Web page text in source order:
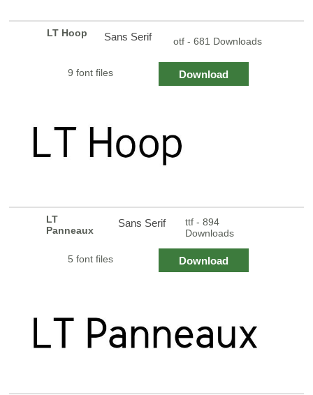
LT Hoop Sans Serif otf - 681 Downloads
9 font files Download
LT
Panneaux
Sans Serif
ttf - 894
Downloads
5 font files Download